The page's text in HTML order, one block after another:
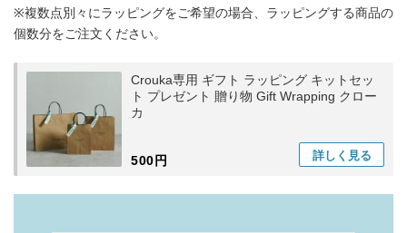
※複数点別々にラッピングをご希望の場合、ラッピングする商品の
個数分をご注文ください。
Crouka専用 ギフト ラッピング キットセッ
ト プレゼント 贈り物 Gift Wrapping クロー
カ
500円 詳しく 見る